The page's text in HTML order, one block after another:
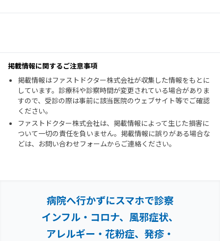
掲載情報に関するご注意事項
掲載情報はファストドクター株式会社が収集した情報をもとに
しています。診療科や診察時間が変更されている場合がありま
すので、受診の際は事前に該当医院のウェブサイト等でご確認
ください。
ファストドクター株式会社は、掲載情報によって生じた損害に
ついて一切の責任を負いません。掲載情報に誤りがある場合な
どは、お問い合わせフォームからご連絡ください。
病院へ行かずにスマホで診察
インフル・コロナ、風邪症状、
アレルギー・花粉症、 発疹・